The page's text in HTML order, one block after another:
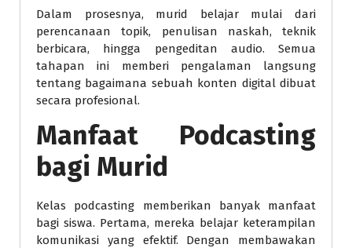
Dalam prosesnya, murid belajar mulai dari
perencanaan topik, penulisan naskah, teknik
berbicara, hingga pengeditan audio. Semua
tahapan ini memberi pengalaman langsung
tentang bagaimana sebuah konten digital dibuat
secara profesional.
Manfaat Podcasting
bagi Murid
Kelas podcasting memberikan banyak manfaat
bagi siswa. Pertama, mereka belajar keterampilan
komunikasi yang efektif. Dengan membawakan